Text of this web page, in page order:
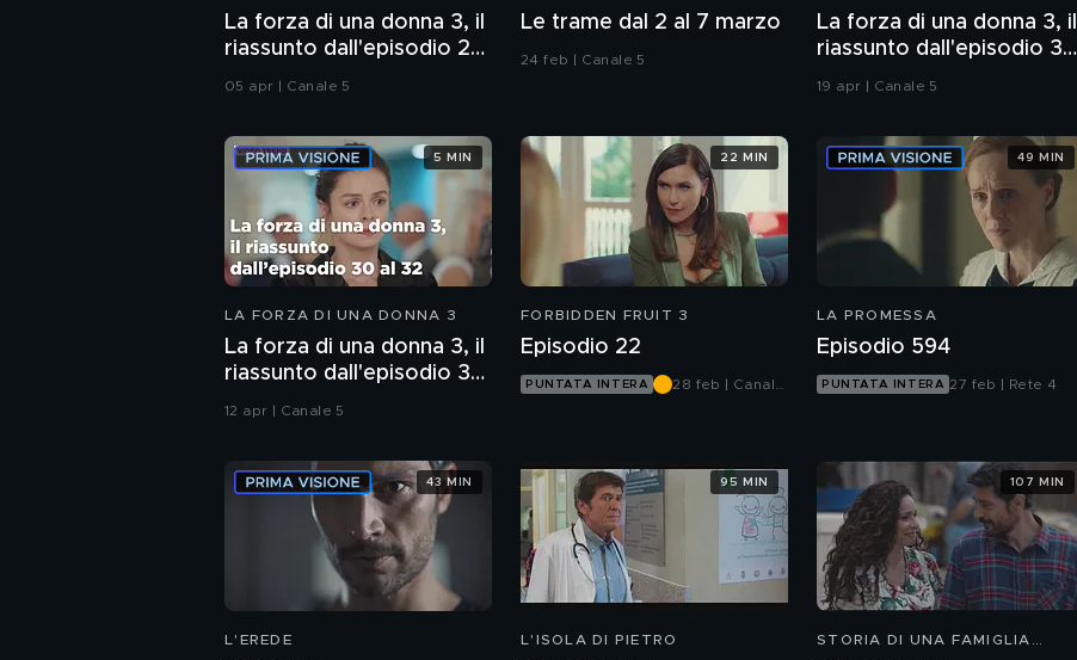
La forza di una donna 3, il
riassunto dall'episodio 27
05 apr | Canale 5
Le trame dal 2 al 7 marzo
24 feb | Canale 5
La forza di una donna 3, il
riassunto dall'episodio 33
19 apr | Canale 5
LA FORZA DI UNA DONNA 3
La forza di una donna 3, il
riassunto dall'episodio 30
12 apr | Canale 5
5 MIN
FORBIDDEN FRUIT 3
Episodio 22
PUNTATA INTERA
28 feb | Canale
22 MIN
LA PROMESSA
Episodio 594
PUNTATA INTERA 27 feb | Rete 4
49 MIN
L'EREDE
43 MIN
L'ISOLA DI PIETRO
95 MIN
STORIA DI UNA FAMIGLIA
107 MIN